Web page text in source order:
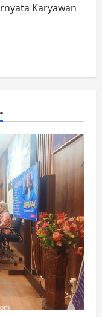
Karyawan